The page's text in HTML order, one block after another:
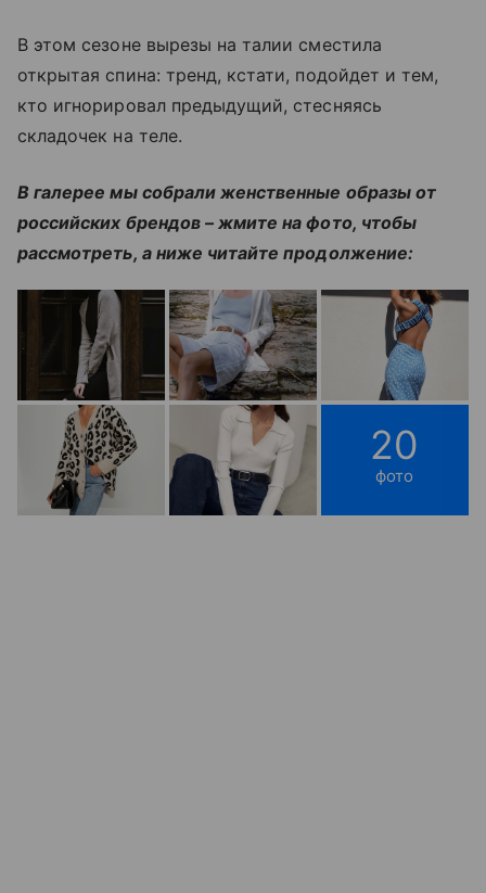
В этом сезоне вырезы на талии сместила
открытая спина: тренд, кстати, подойдет и тем,
кто игнорировал предыдущий, стесняясь
складочек на теле.
В галерее мы собрали женственные образы от
российских брендов – жмите на фото, чтобы
рассмотреть, а ниже читайте продолжение:
20
фото